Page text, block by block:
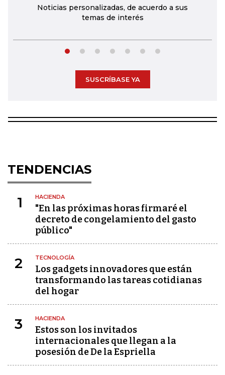
Noticias personalizadas, de acuerdo a sus
temas de interés
SUSCRÍBASE YA
TENDENCIAS
1 HACIENDA
"En las próximas horas firmaré el
decreto de congelamiento del gasto
público"
2 TECNOLOGÍA
Los gadgets innovadores que están
transformando las tareas cotidianas
del hogar
3 HACIENDA
Estos son los invitados
internacionales que llegan a la
posesión de De la Espriella